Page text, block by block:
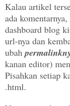
Kalau artikel
ada
dashboard blog
url-nya dan
ubah
kanan editor)
Pisahkan setiap
.html.